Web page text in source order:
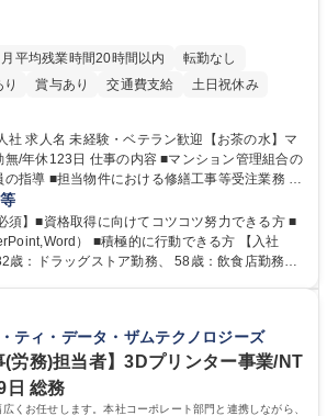
月平均残業時間20時間以内
転勤なし
賞与あり 交通費支給 土日祝休み
の水】マ
■マンション管理組合の
指導 ■担当物件における修繕工事等受注業務 ■
★異業界からの転職者が多数活躍しています
途インセンティヴで平均約100万円/年（昨年度
資格手当50,000円/月 ★親会社である株式会社合
プ会社として、質の高いサービスと適性価格を
須】■資格取得に向けてコツコツ努力できる方 ■
に行動できる方 【入社
ッグストア勤務、 58歳：飲食店勤務
力】■フレックス制度、未経験からでも下限年収
大学 高専 短大 専修学校 高校 語学力： 資格：第
ティ・データ・ザムテクノロジーズ
(労務)担当者】3Dプリンター事業/NT
日 総務
くお任せします。本社コーポレート部門と連携しながら、